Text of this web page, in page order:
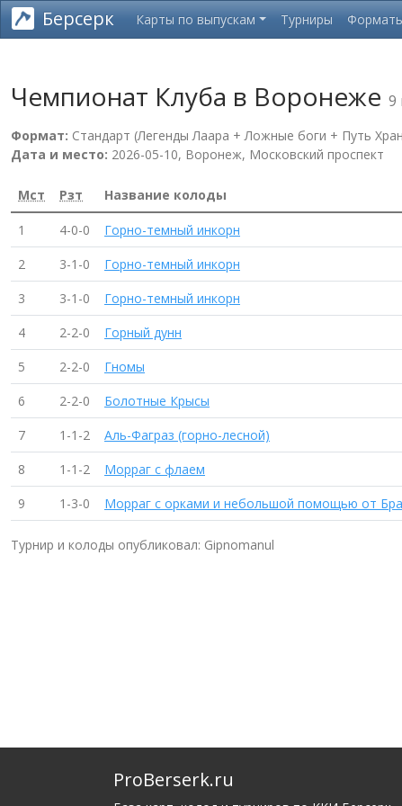
Берсерк Карты по выпускам Турниры
Чемпионат Клуба в Воронеже 9
Формат: Стандарт (Легенды Лаара + Ложные боги + Путь
Дата и место: 2026-05-10, Воронеж, Московский проспект
Мст Рзт Название колоды
1 4-0-0 Горно-темный инкорн
2
3-1-0 Горно-темный инкорн
3
3-1-0 Горно-темный инкорн
4
2-2-0 Горный дунн
5
2-2-0 Гномы
6
2-2-0 Болотные Крысы
7
1-1-2 Аль-Фаграз (горно-лесной)
8
1-1-2 Морраг с флаем
9
1-3-0 Морраг с орками и небольшой помощью от
Турнир и колоды опубликовал: Gipnomanul
ProBerserk.ru